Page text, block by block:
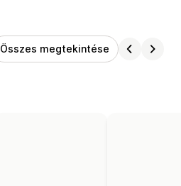
Összes megtekintése